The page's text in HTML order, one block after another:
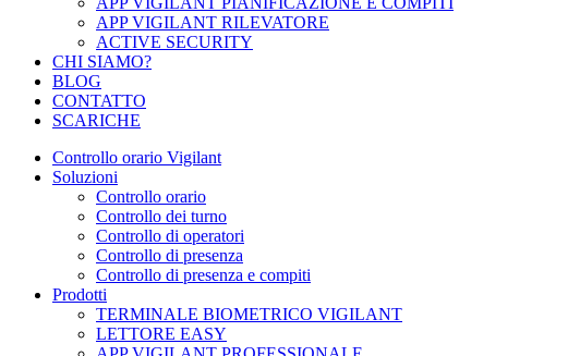
APP VIGILANT RILEVATORE
ACTIVE SECURITY
CHI SIAMO?
BLOG
CONTATTO
SCARICHE
Controllo orario Vigilant
Soluzioni
Controllo orario
Controllo dei turno
Controllo di operatori
Controllo di presenza
Controllo di presenza e compiti
Prodotti
TERMINALE BIOMETRICO VIGILANT
LETTORE EASY